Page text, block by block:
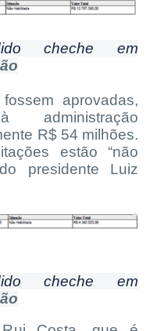
cheche em
aprovadas,
administração
R$ 54 milhões.
estão “não
presidente Luiz
cheche em